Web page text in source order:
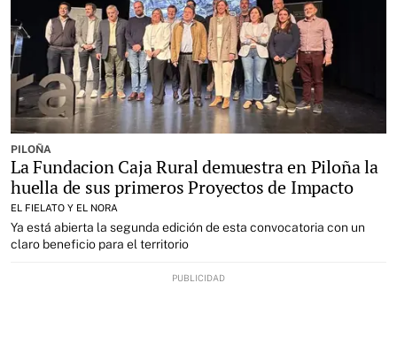
PILOÑA
La Fundacion Caja Rural demuestra en Piloña la
huella de sus primeros Proyectos de Impacto
EL FIELATO Y EL NORA
Ya está abierta la segunda edición de esta convocatoria con un
claro beneficio para el territorio